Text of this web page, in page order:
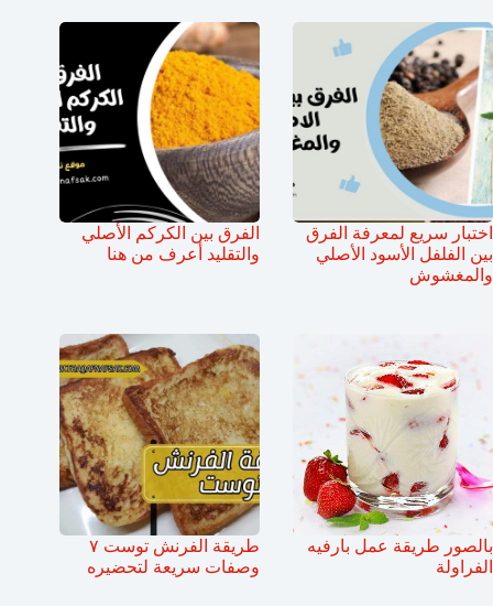
اختبار سريع لمعرفة الفرق
بين الفلفل الأسود الأصلي
والمغشوش
الفرق بين الكركم الأصلي
والتقليد أعرف من هنا
بالصور طريقة عمل بارفيه
الفراولة
طريقة الفرنش توست ٧
وصفات سريعة لتحضيره